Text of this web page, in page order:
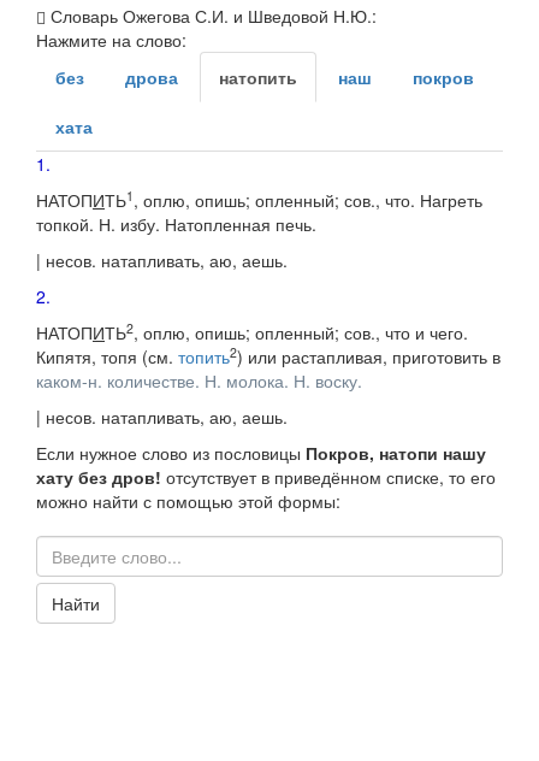
Словарь Ожегова С.И. и Шведовой Н.Ю.:
Нажмите на слово:
без
дрова натопить наш покров
хата
1.
НАТОПИТЬ1 , оплю, опишь; опленный; сов., что. Нагреть
топкой. Н. избу. Натопленная печь.
| несов. натапливать, аю, аешь.
2.
НАТОПИТЬ2, оплю, опишь; опленный; сов., что и чего.
Кипятя, топя (см. топить2) или растапливая, приготовить в
каком-н. количестве. Н. молока. Н. воску.
| несов. натапливать, аю, аешь.
Если нужное слово из пословицы Покров, натопи нашу
хату без дров! отсутствует в приведённом списке, то его
можно найти с помощью этой формы:
Найти